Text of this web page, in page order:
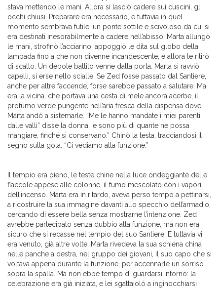
stava mettendo le mani. Allora si lasciò cadere sui cuscini, gli
occhi chiusi. Preparare era necessario, e tuttavia in quel
momento sembrava futile, un ponte sottile e scivoloso da cui si
era destinati inesorabilmente a cadere nell’abisso. Marta allungò
le mani, strofinò l’acciarino, appoggiò le dita sul globo della
lampada fino a che non divenne incandescente, e allora le ritirò
di scatto. Un debole battito venne dalla porta. Marta si ravviò i
capelli, si erse nello scialle. Se Zed fosse passato dal Santiere,
anche per altre faccende, forse sarebbe passato a salutare. Ma
era la vicina, che portava una cesta di mele ancora acerbe, il
profumo verde pungente nell’aria fresca della dispensa dove
Marta andò a sistemarle. “Me le hanno mandate i miei parenti
dalle valli” disse la donna “e sono più di quante ne possa
mangiare, finché si conservano.” Chinò la testa, tracciandosi il
segno sulla gola: “Ci vediamo alla funzione.”
Il tempio era pieno, le teste chine nella luce ondeggiante delle
fiaccole appese alle colonne, il fumo mescolato con i vapori
dell’incenso. Marta era in ritardo, aveva perso tempo a pettinarsi,
a ricostruire la sua immagine davanti allo specchio dell’armadio,
cercando di essere bella senza mostrarne l’intenzione. Zed
avrebbe partecipato senza dubbio alla funzione, ma non era
sicuro che si recasse nel tempio del suo Santiere. E tuttavia vi
era venuto, già altre volte: Marta rivedeva la sua schiena china
nelle panche a destra, nel gruppo dei giovani, il suo capo che si
voltava appena durante la funzione, per accennarle un sorriso
sopra la spalla. Ma non ebbe tempo di guardarsi intorno: la
celebrazione era già iniziata, e lei sgattaiolò a inginocchiarsi